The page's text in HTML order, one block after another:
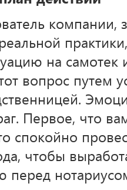
компании,
на
вопрос путем
Первое, что
спокойно
чтобы
перед